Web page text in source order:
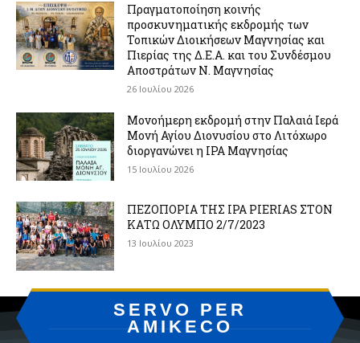
Πραγματοποίηση κοινής
προσκυνηματικής εκδρομής των
Τοπικών Διοικήσεων Μαγνησίας και
Πιερίας της Δ.Ε.Α. και του Συνδέσμου
Αποστράτων Ν. Μαγνησίας
26 Ιουλίου 2026
Μονοήμερη εκδρομή στην Παλαιά Ιερά
Μονή Αγίου Διονυσίου στο Λιτόχωρο
διοργανώνει η IPA Μαγνησίας
15 Ιουλίου 2026
ΠΕΖΟΠΟΡΙΑ ΤΗΣ IPA PIERIAS ΣΤΟΝ
ΚΑΤΩ ΟΛΥΜΠΟ 2/7/2023
13 Ιουλίου 2023
SERVO PER
AMIKECO